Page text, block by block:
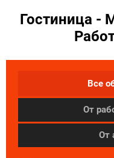
Гостиница -
Все
От
От